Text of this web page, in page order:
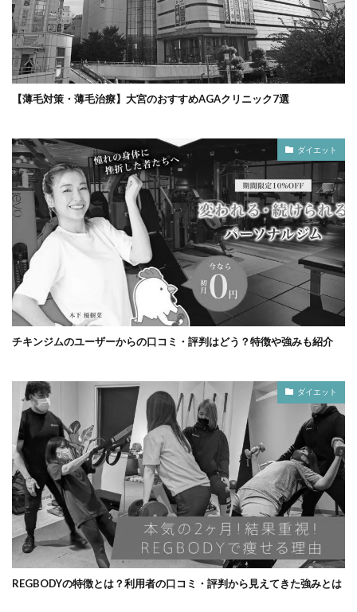
【薄毛対策・薄毛治療】大宮のおすすめAGAクリニック7選
ダイエット
チキンジムのユーザーからの口コミ・評判はどう？特徴や強みも紹介
ダイエット
REGBODYの特徴とは？利用者の口コミ・評判から見えてきた強みとは